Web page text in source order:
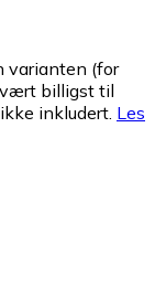
varianten (for
vært billigst til
inkludert. Les